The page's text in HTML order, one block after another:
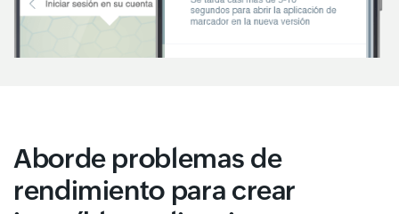
Aborde problemas de
rendimiento para crear